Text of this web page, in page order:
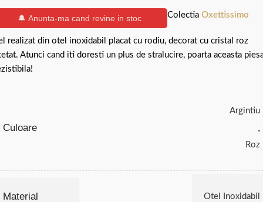
🔔 Anunta-ma cand revine in stoc Colectia Oxettissimo
realizat din otel inoxidabil placat cu rodiu, decorat cu cristal roz
Atunci cand iti doresti un plus de stralucire, poarta aceasta
Culoare
Argintiu
,
Roz
Material Otel Inoxidabil